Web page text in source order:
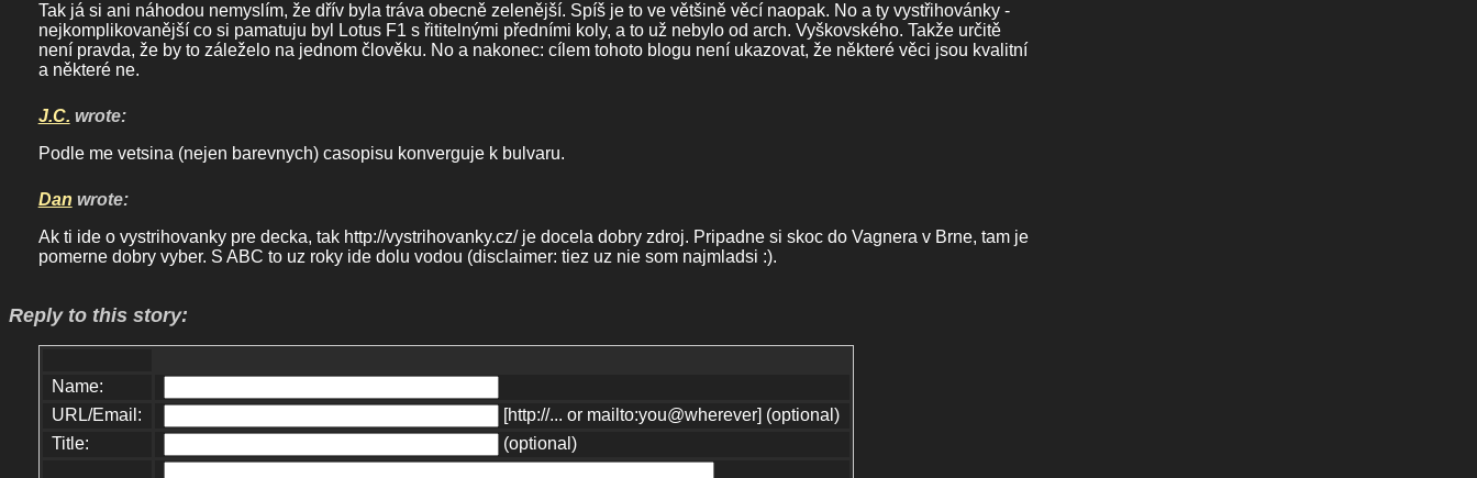
Tak já si ani náhodou nemyslím, že dřív byla tráva obecně zelenější. Spíš je to ve většině věcí naopak. No a ty vystřihovánky -
nejkomplikovanější co si pamatuju byl Lotus F1 s řititelnými předními koly, a to už nebylo od arch. Vyškovského. Takže určitě
není pravda, že by to záleželo na jednom člověku. No a nakonec: cílem tohoto blogu není ukazovat, že některé věci jsou kvalitní
a některé ne.
J.C. wrote:
Podle me vetsina (nejen barevnych) casopisu konverguje k bulvaru.
Dan wrote:
Ak ti ide o vystrihovanky pre decka, tak http://vystrihovanky.cz/ je docela dobry zdroj. Pripadne si skoc do Vagnera v Brne, tam je
pomerne dobry vyber. S ABC to uz roky ide dolu vodou (disclaimer: tiez uz nie som najmladsi :).
Reply to this story:
Name:
URL/Email:
[http://... or mailto:you@wherever] (optional)
Title:
(optional)